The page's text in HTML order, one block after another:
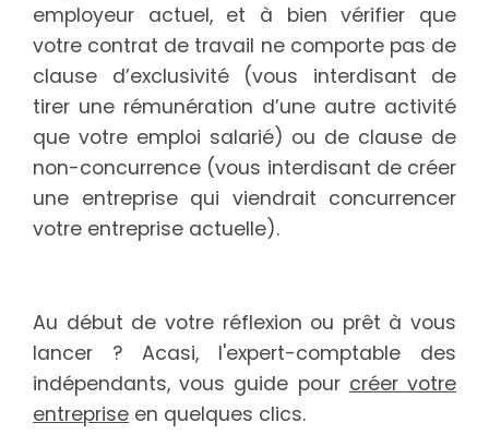
employeur actuel, et à bien vérifier que
votre contrat de travail ne comporte pas de
clause d’exclusivité (vous interdisant de
tirer une rémunération d’une autre activité
que votre emploi salarié) ou de clause de
non-concurrence (vous interdisant de créer
une entreprise qui viendrait concurrencer
votre entreprise actuelle).
Au début de votre réflexion ou prêt à vous
lancer ? Acasi, l'expert-comptable des
indépendants, vous guide pour créer votre
entreprise en quelques clics.